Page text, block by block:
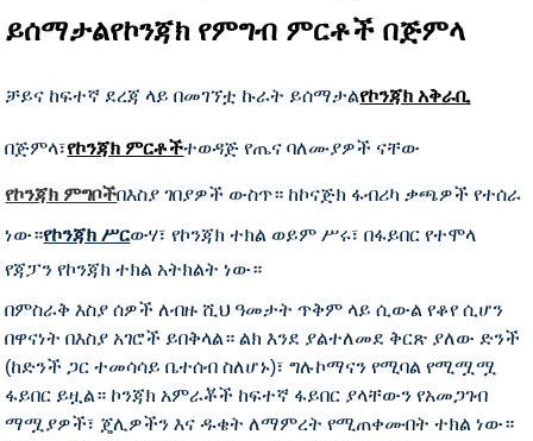
ይሰማታልየኮንጃክ የምግብ ምርቶች በጅምላ
ቻይና ከፍተኛ ደረጃ ላይ በመገኘቷ ኩራት ይሰማታልየኮንጃክ አቅራቢ
በጅምላ፣የኮንጃክ ምርቶችተወዳጅ የጤና ባለሙያዎች ናቸው
የኮንጃክ ምግቦችበእስያ ገበያዎች ውስጥ። ከኮናጅክ ፋብሪካ ቃጫዎች የተሰራ
ነው።የኮንጃክ ሥርውሃ፣ የኮንጃክ ተክል ወይም ሥሩ፣ በፋይበር የተሞላ
የጃፓን የኮንጃክ ተክል አትክልት ነው።
በምስራቅ እስያ ሰዎች ለብዙ ሺህ ዓመታት ጥቅም ላይ ሲውል የቆየ ሲሆን
በዋናነት በእስያ አገሮች ይበቅላል። ልክ እንደ ያልተለመደ ቅርጽ ያለው ድንች
(ከድንች ጋር ተመሳሳይ ቤተሰብ ስለሆኑ)፣ ግሉኮማናን የሚባል የሚሟሟ
ፋይበር ይዟል። ኮንጃክ አምራቾች ከፍተኛ ፋይበር ያላቸውን የአመጋገብ
ማሟያዎች፣ ጄሊዎችን እና ዱቄት ለማምረት የሚጠቀሙበት ተክል ነው።